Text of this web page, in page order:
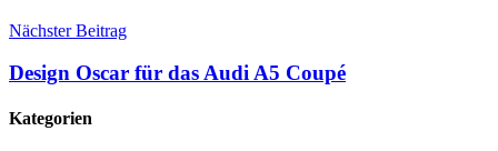
Nächster Beitrag
Design Oscar für das Audi A5 Coupé
Kategorien